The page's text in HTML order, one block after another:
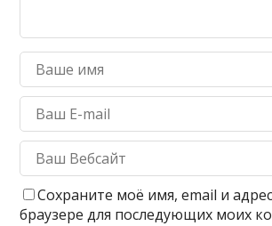
Сохраните моё имя, email и
браузере для последующих моих